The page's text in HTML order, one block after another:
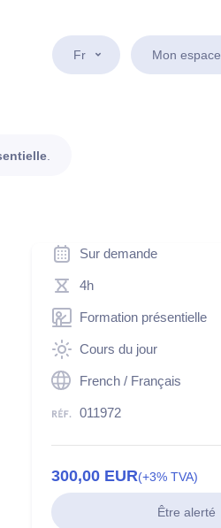
Fr Mon espace
Sur demande
4h
Formation présentielle
Cours du jour
French / Français
011972
300,00 EUR(+3% TVA)
Être alerté